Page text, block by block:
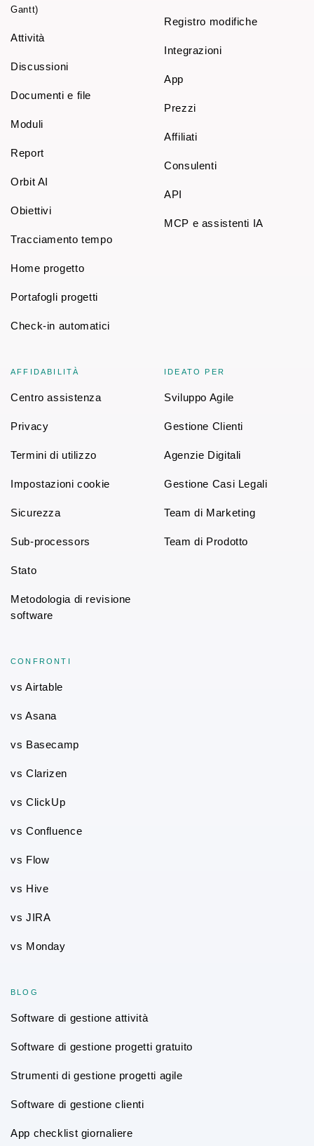
Gantt)
Attività
Discussioni
Documenti e file
Moduli
Report
Orbit AI
Obiettivi
Tracciamento tempo
Home progetto
Portafogli progetti
Check-in automatici
Registro modifiche
Integrazioni
App
Prezzi
Affiliati
Consulenti
API
MCP e assistenti IA
AFFIDABILITÀ
Centro assistenza
Privacy
Termini di utilizzo
Impostazioni cookie
Sicurezza
Sub-processors
Stato
Metodologia di revisione
software
IDEATO PER
Sviluppo Agile
Gestione Clienti
Agenzie Digitali
Gestione Casi Legali
Team di Marketing
Team di Prodotto
CONFRONTI
vs Airtable
vs Asana
vs Basecamp
vs Clarizen
vs ClickUp
vs Confluence
vs Flow
vs Hive
vs JIRA
vs Monday
BLOG
Software di gestione attività
Software di gestione progetti gratuito
Strumenti di gestione progetti agile
Software di gestione clienti
App checklist giornaliere